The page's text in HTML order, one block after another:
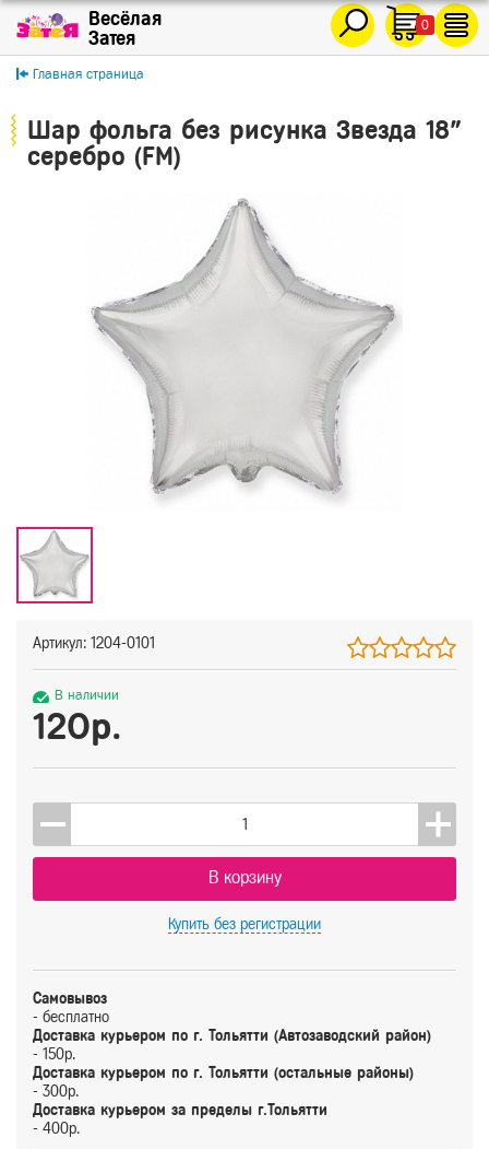
0
Главная страница
Шар фольга без рисунка Звезда 18"
серебро (FM)
Артикул: 1204-0101
В наличии
120р.
В корзину
Купить без регистрации
Самовывоз
- бесплатно
Доставка курьером по г. Тольятти (Автозаводский район)
- 150р.
Доставка курьером по г. Тольятти (остальные районы)
- 300р.
Доставка курьером за пределы г.Тольятти
- 400р.